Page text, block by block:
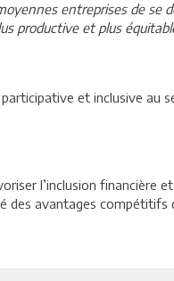
entreprises de se
productive et plus
et inclusive au
l’inclusion financière
des avantages compétitifs